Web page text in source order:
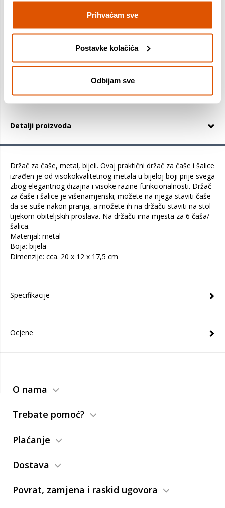
Prihvaćam sve
Postavke kolačića
Odbijam sve
DODAJTE U KOŠARICU
KUPITE ODMAH
Detalji proizvoda
Držač za čaše, metal, bijeli. Ovaj praktični držač za čaše i šalice
izrađen je od visokokvalitetnog metala u bijeloj boji prije svega
zbog elegantnog dizajna i visoke razine funkcionalnosti. Držač
za čaše i šalice je višenamjenski; možete na njega staviti čaše
da se suše nakon pranja, a možete ih na držaču staviti na stol
tijekom obiteljskih proslava. Na držaču ima mjesta za 6 čaša/
šalica.
Materijal: metal
Boja: bijela
Dimenzije: cca. 20 x 12 x 17,5 cm
Specifikacije
Ocjene
O nama
Trebate pomoć?
Plaćanje
Dostava
Povrat, zamjena i raskid ugovora